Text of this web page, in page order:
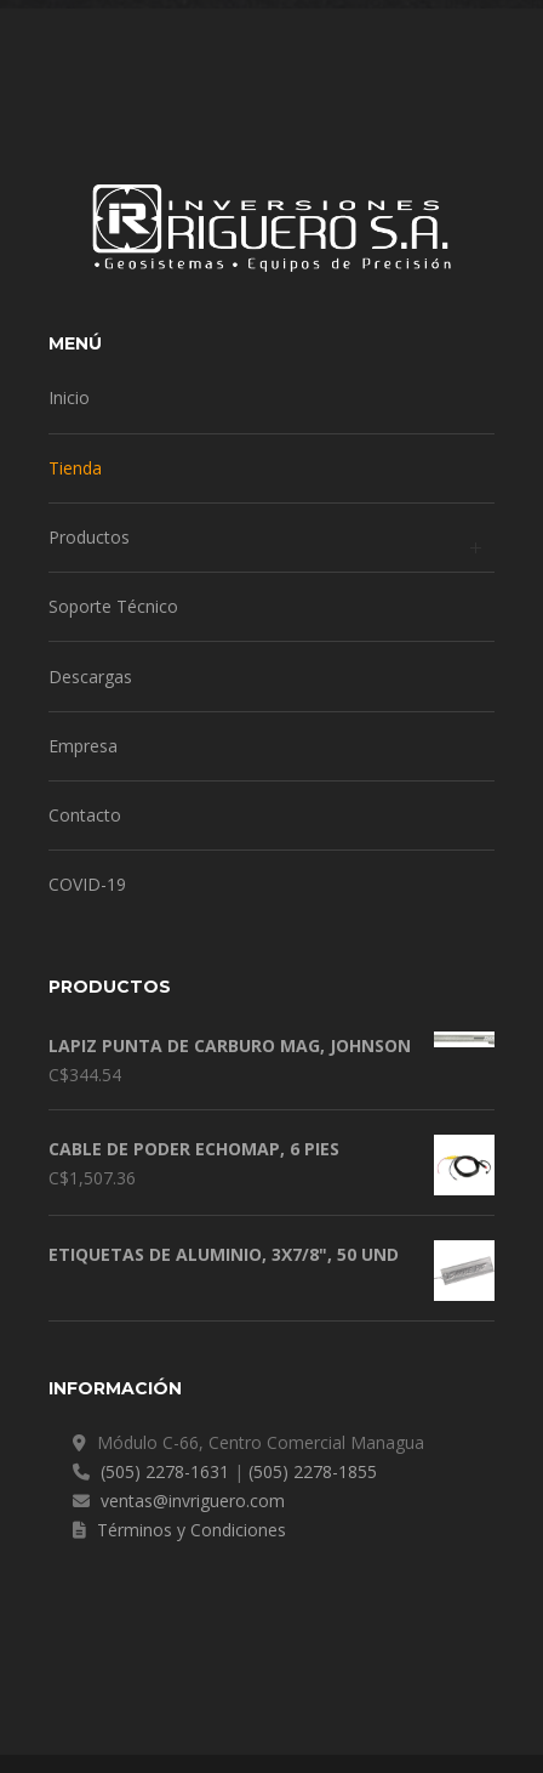
MENÚ
Inicio
Tienda
Productos
Soporte Técnico
Descargas
Empresa
Contacto
COVID-19
PRODUCTOS
LAPIZ PUNTA DE CARBURO MAG, JOHNSON
C$344.54
CABLE DE PODER ECHOMAP, 6 PIES
C$1,507.36
ETIQUETAS DE ALUMINIO, 3X7/8", 50 UND
INFORMACIÓN
Módulo C-66, Centro Comercial Managua
(505) 2278-1631 | (505) 2278-1855
ventas@invriguero.com
Términos y Condiciones